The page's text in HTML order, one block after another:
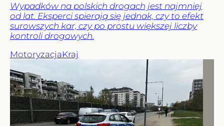
Wypadków na polskich drogach jest najmniej
od lat. Eksperci spierają się jednak, czy to efekt
surowszych kar, czy po prostu większej liczby
kontroli drogowych.
MotoryzacjaKraj